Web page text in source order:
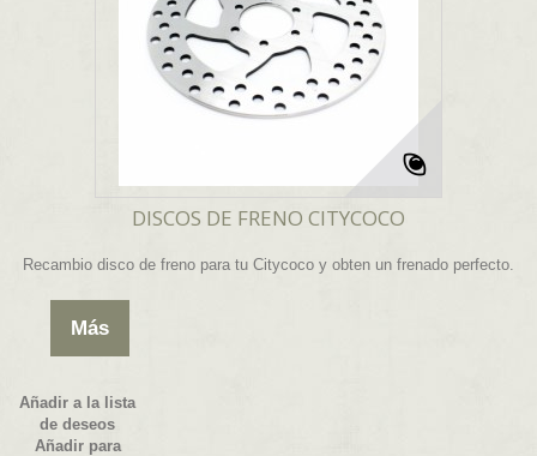
DISCOS DE FRENO CITYCOCO
Recambio disco de freno para tu Citycoco y obten un frenado perfecto.
Más
Añadir a la lista
de deseos
Añadir para